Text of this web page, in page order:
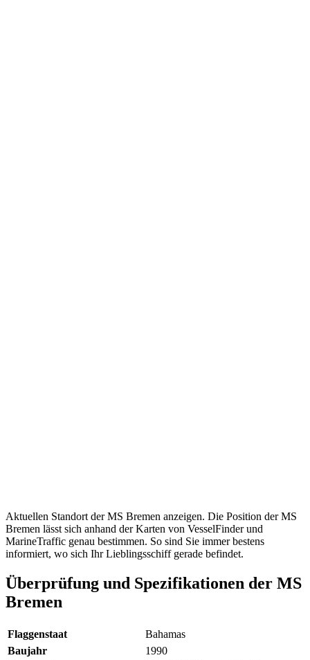
Aktuellen Standort der MS Bremen anzeigen. Die Position der MS
Bremen lässt sich anhand der Karten von VesselFinder und
MarineTraffic genau bestimmen. So sind Sie immer bestens
informiert, wo sich Ihr Lieblingsschiff gerade befindet.
Überprüfung und Spezifikationen der MS
Bremen
Flaggenstaat
Bahamas
Baujahr
1990